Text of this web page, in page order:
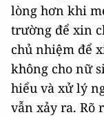
lòng hơn khi
trường để xin
chủ nhiệm để
không cho nữ
hiểu và xử lý
vẫn xảy ra. Rõ